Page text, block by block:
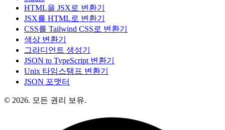
HTML을 JSX로 변환기
JSX를 HTML로 변환기
CSS를 Tailwind CSS로 변환기
색상 변환기
그라디언트 생성기
JSON to TypeScript 변환기
Unix 타임스탬프 변환기
JSON 포맷터
© 2026. 모든 권리 보유.